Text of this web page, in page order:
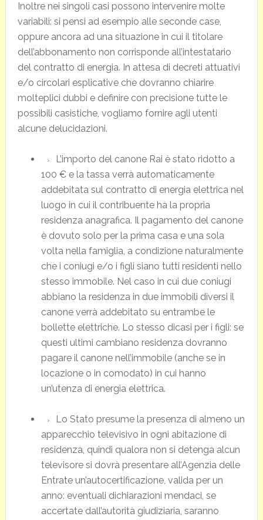
Inoltre nei singoli casi possono intervenire molte
variabili: si pensi ad esempio alle seconde case,
oppure ancora ad una situazione in cui il titolare
dell’abbonamento non corrisponde all’intestatario
del contratto di energia. In attesa di decreti attuativi
e/o circolari esplicative che dovranno chiarire
molteplici dubbi e definire con precisione tutte le
possibili casistiche, vogliamo fornire agli utenti
alcune delucidazioni.
L’importo del canone Rai è stato ridotto a
100 € e la tassa verrà automaticamente
addebitata sul contratto di energia elettrica nel
luogo in cui il contribuente ha la propria
residenza anagrafica. Il pagamento del canone
è dovuto solo per la prima casa e una sola
volta nella famiglia, a condizione naturalmente
che i coniugi e/o i figli siano tutti residenti nello
stesso immobile. Nel caso in cui due coniugi
abbiano la residenza in due immobili diversi il
canone verrà addebitato su entrambe le
bollette elettriche. Lo stesso dicasi per i figli: se
questi ultimi cambiano residenza dovranno
pagare il canone nell’immobile (anche se in
locazione o in comodato) in cui hanno
un’utenza di energia elettrica.
Lo Stato presume la presenza di almeno un
apparecchio televisivo in ogni abitazione di
residenza, quindi qualora non si detenga alcun
televisore si dovrà presentare all’Agenzia delle
Entrate un’autocertificazione, valida per un
anno: eventuali dichiarazioni mendaci, se
accertate dall’autorità giudiziaria, saranno